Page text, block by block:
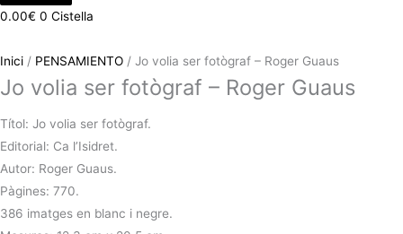
0.00€ 0 Cistella
Inici / PENSAMIENTO / Jo volia ser fotògraf – Roger Guaus
Jo volia ser fotògraf – Roger Guaus
Títol: Jo volia ser fotògraf.
Editorial: Ca l’Isidret.
Autor: Roger Guaus.
Pàgines: 770.
386 imatges en blanc i negre.